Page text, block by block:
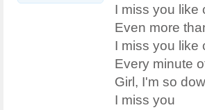
I miss you like
Even more
I miss you like
Every minute
Girl, I'm so
I miss you